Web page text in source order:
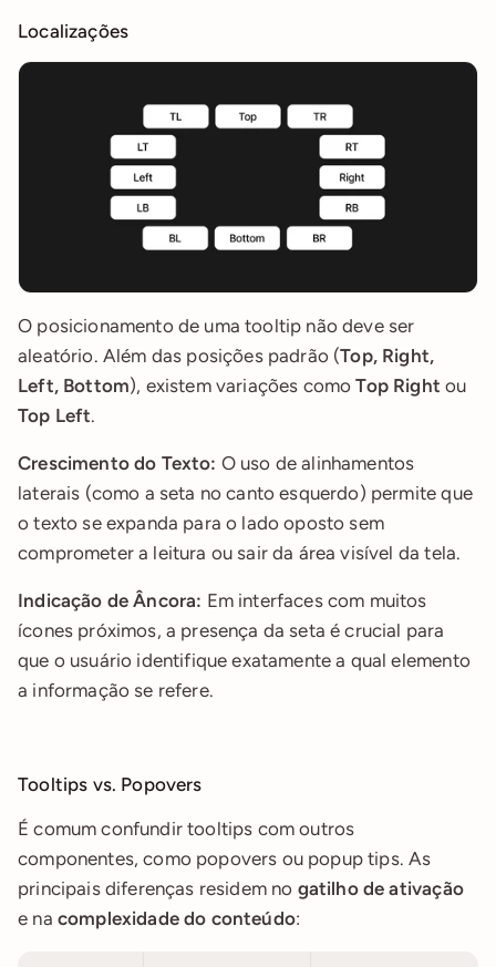
Localizações
O posicionamento de uma tooltip não deve ser
aleatório. Além das posições padrão (Top, Right,
Left, Bottom), existem variações como Top Right
Top Left.
Crescimento do Texto: O uso de alinhamentos
laterais (como a seta no canto esquerdo) permite que
o texto se expanda para o lado oposto sem
comprometer a leitura ou sair da área visível da tela.
Indicação de Âncora: Em interfaces com muitos
ícones próximos, a presença da seta é crucial para
que o usuário identifique exatamente a qual elemento
a informação se refere.
Tooltips vs. Popovers
É comum confundir tooltips com outros
componentes, como popovers ou popup tips. As
principais diferenças residem no gatilho de ativação
e na complexidade do conteúdo: